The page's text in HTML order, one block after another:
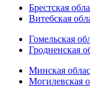
Брестская
Витебская
Гомельская
Гродненская
Минская
Могилевская